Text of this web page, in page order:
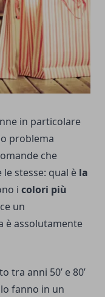
in particolare
problema
che
stesse: qual è la
i colori più
un
è assolutamente
tra anni 50’ e 80’
fanno in un